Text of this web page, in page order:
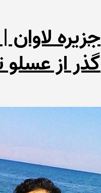
جزیره
گذر از